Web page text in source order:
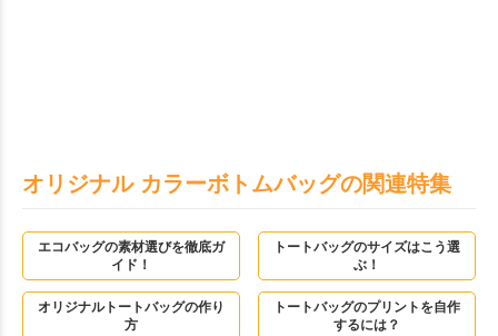
オリジナル カラーボトムバッグの関連特集
エコバッグの素材選びを徹底ガ
イド！
トートバッグのサイズはこう選
ぶ！
オリジナルトートバッグの作り
方
トートバッグのプリントを自作
するには？